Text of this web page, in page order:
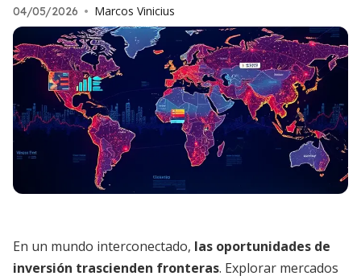
04/05/2026 • Marcos Vinicius
En un mundo interconectado, las oportunidades de
inversión trascienden fronteras. Explorar mercados